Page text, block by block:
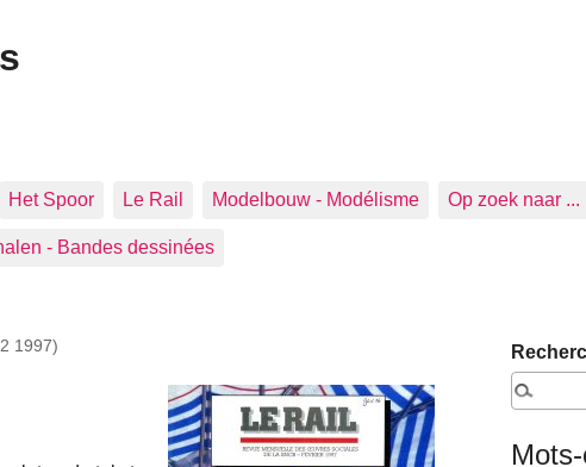
Het Spoor Le Rail Modelbouw - Modélisme Op zoek naar ...
- Bandes dessinées
1997)